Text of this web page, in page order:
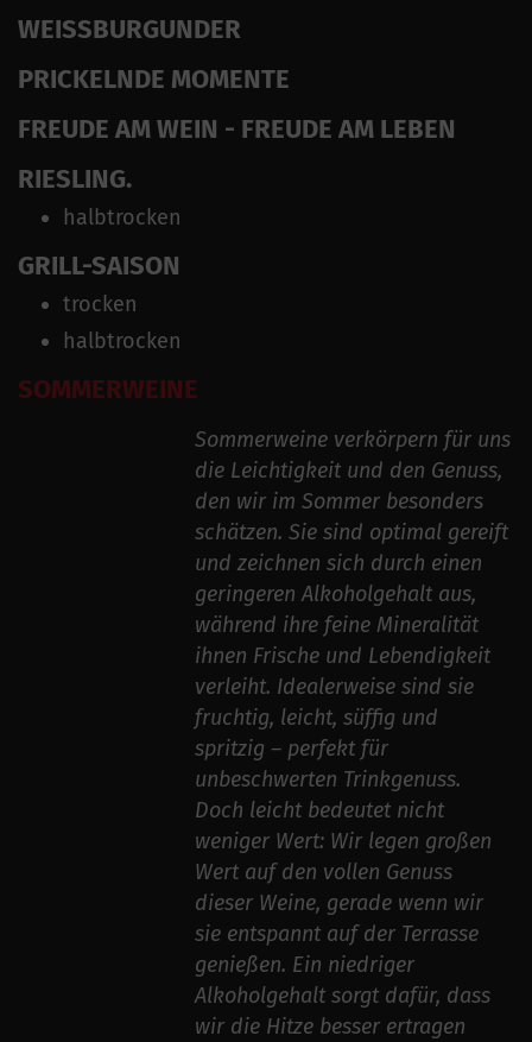
WEISSBURGUNDER
PRICKELNDE MOMENTE
FREUDE AM WEIN - FREUDE AM LEBEN
RIESLING.
halbtrocken
GRILL-SAISON
trocken
halbtrocken
SOMMERWEINE
Sommerweine verkörpern für uns
die Leichtigkeit und den Genuss,
den wir im Sommer besonders
schätzen. Sie sind optimal gereift
und zeichnen sich durch einen
geringeren Alkoholgehalt aus,
während ihre feine Mineralität
ihnen Frische und Lebendigkeit
verleiht. Idealerweise sind sie
fruchtig, leicht, süffig und
spritzig – perfekt für
unbeschwerten Trinkgenuss.
Doch leicht bedeutet nicht
weniger Wert: Wir legen großen
Wert auf den vollen Genuss
dieser Weine, gerade wenn wir
sie entspannt auf der Terrasse
genießen. Ein niedriger
Alkoholgehalt sorgt dafür, dass
wir die Hitze besser ertragen